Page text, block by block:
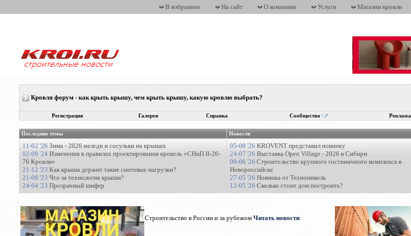
В избранное На сайт О компании Услуги Магазин кровли
Кровля форум - как крыть крышу, чем крыть крышу, какую кровлю выбрать?
Регистрация Галерея Справка Сообщество Реклама
Последние темы Новости
11-02 '26 Зима - 2026 наледи и сосульки на крышах
02-09 '24 Изменения в правилах проектирования кровель «СНиП II-26-
76 Кровли»
21-12 '23 Как крыша держит такие снеговые нагрузки?
21-08 '23 Что за технология крыши?
24-04 '23 Прозрачный шифер
05-08 '26 KROVENT представил новинку
24-07 '26 Выставка Open Village - 2026 в Сибири
09-06 '26 Строительство крупного гостиничного комплекса в
Новороссийске
27-05 '26 Новинка от Технониколь
12-05 '26 Сколько стоит дом построить?
Строительство в России и за рубежом Читать новости